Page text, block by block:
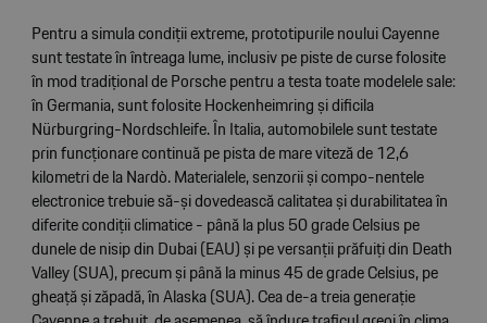
Pentru a simula condiții extreme, prototipurile noului Cayenne
sunt testate în întreaga lume, inclusiv pe piste de curse folosite
în mod tradițional de Porsche pentru a testa toate modelele sale:
în Germania, sunt folosite Hockenheimring și dificila
Nürburgring-Nordschleife. În Italia, automobilele sunt testate
prin funcționare continuă pe pista de mare viteză de 12,6
kilometri de la Nardò. Materialele, senzorii și compo-nentele
electronice trebuie să-și dovedească calitatea și durabilitatea în
diferite condiții climatice - până la plus 50 grade Celsius pe
dunele de nisip din Dubai (EAU) și pe versanții prăfuiți din Death
Valley (SUA), precum și până la minus 45 de grade Celsius, pe
gheață și zăpadă, în Alaska (SUA). Cea de-a treia generație